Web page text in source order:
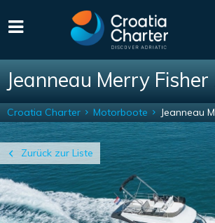
Jeanneau Merry
Zurück zur Liste
Croatia Charter Motorboote Jeanneau